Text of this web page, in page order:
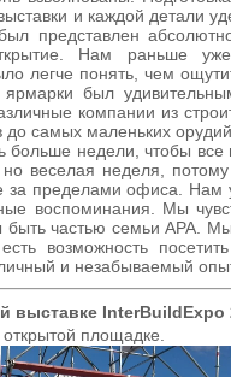
и каждой детали
представлен
Нам раньше
легче понять, чем
был
компании из
до самых маленьких
недели, чтобы все
веселая неделя,
за пределами офиса. Нам
воспоминания. Мы
частью семьи APA.
возможность
и незабываемый
выставке InterBuildExpo
площадке.